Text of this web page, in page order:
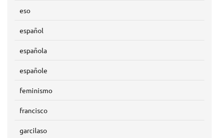
eso
español
española
españole
feminismo
francisco
garcilaso